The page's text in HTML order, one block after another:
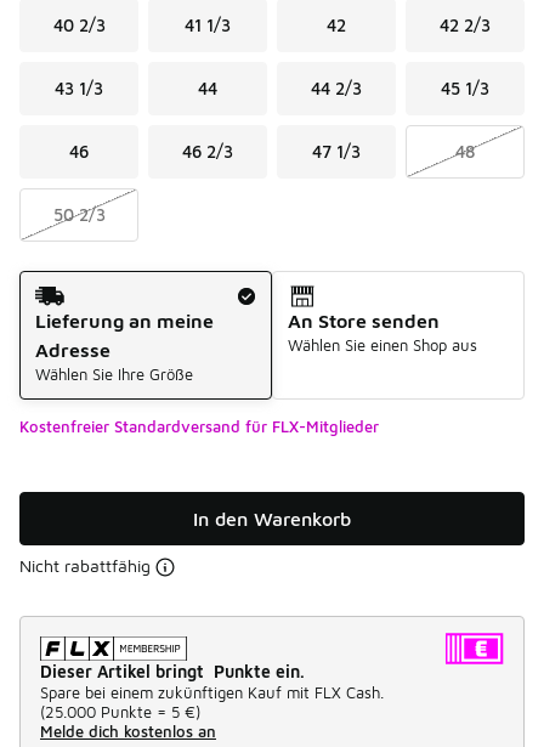
40 2/3 41 1/3 42 42 2/3
43 1/3 44 44 2/3 45 1/3
46 46 2/3 47 1/3 48
50 2/3
Versandart
Lieferung an meine
Adresse
Wählen Sie Ihre Größe
An Store senden
Wählen Sie einen Shop aus
Kostenfreier Standardversand für FLX-Mitglieder
In den Warenkorb
Nicht rabattfähig
Dieser Artikel bringt Punkte ein.
Spare bei einem zukünftigen Kauf mit FLX Cash.
(25.000 Punkte = 5 €)
Melde dich kostenlos an